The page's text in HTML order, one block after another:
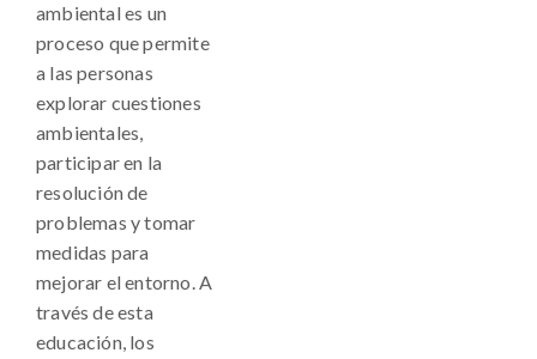
ambiental es un
proceso que permite
a las personas
explorar cuestiones
ambientales,
participar en la
resolución de
problemas y tomar
medidas para
mejorar el entorno. A
través de esta
educación, los